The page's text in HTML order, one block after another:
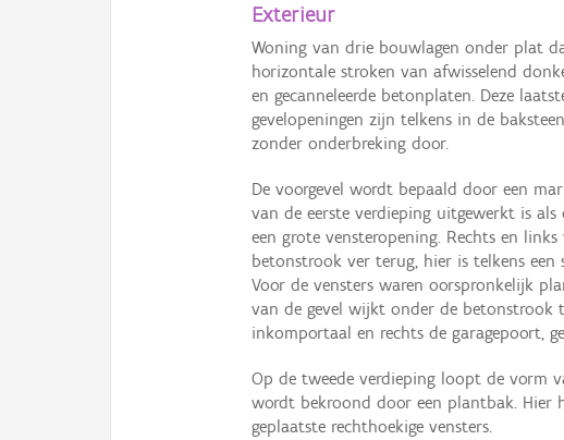
Exterieur
Woning van drie bouwlagen onder plat
horizontale stroken van afwisselend
en gecanneleerde betonplaten. Deze
gevelopeningen zijn telkens in de
zonder onderbreking door.
De voorgevel wordt bepaald door een
van de eerste verdieping uitgewerkt is
een grote vensteropening. Rechts en
betonstrook ver terug, hier is telkens een
Voor de vensters waren oorspronkelijk
van de gevel wijkt onder de betonstrook
inkomportaal en rechts de garagepoort,
Op de tweede verdieping loopt de vorm
wordt bekroond door een plantbak. Hier
geplaatste rechthoekige vensters.